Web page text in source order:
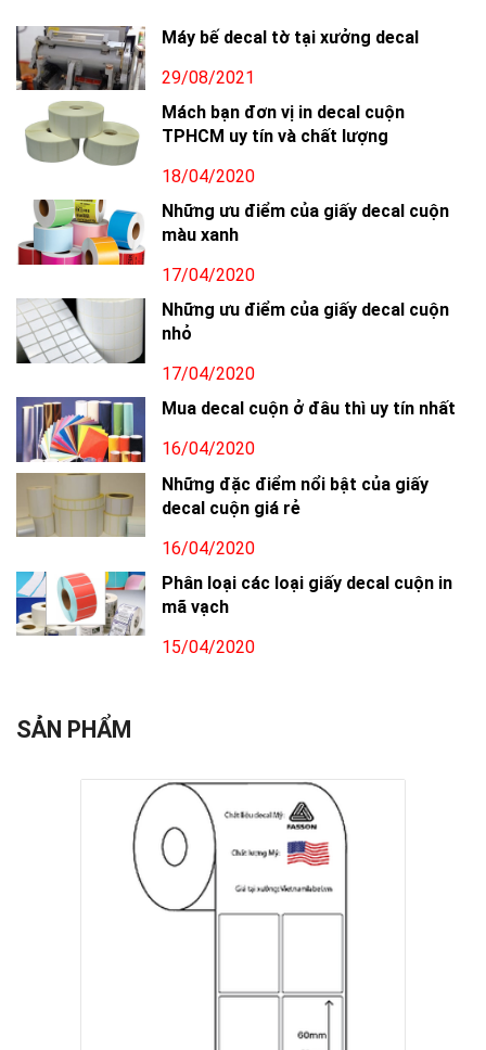
Máy bế decal tờ tại xưởng decal
29/08/2021
Mách bạn đơn vị in decal cuộn
TPHCM uy tín và chất lượng
18/04/2020
Những ưu điểm của giấy decal cuộn
màu xanh
17/04/2020
Những ưu điểm của giấy decal cuộn
nhỏ
17/04/2020
Mua decal cuộn ở đâu thì uy tín nhất
16/04/2020
Những đặc điểm nổi bật của giấy
decal cuộn giá rẻ
16/04/2020
Phân loại các loại giấy decal cuộn in
mã vạch
15/04/2020
SẢN PHẨM